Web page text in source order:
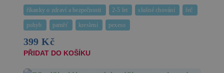
říkanky o zdraví a bezpečnosti 2-5 let slušné chování řeč
pohyb paměť kreslení pexeso
399 Kč
PŘIDAT DO KOŠÍKU